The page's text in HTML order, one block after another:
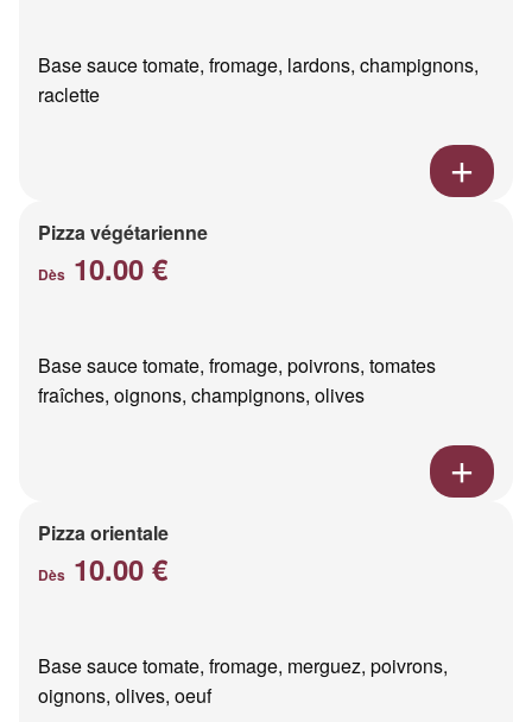
Base sauce tomate, fromage, lardons, champignons,
raclette
Pizza végétarienne
Dès 10.00 €
Base sauce tomate, fromage, poivrons, tomates
fraîches, oignons, champignons, olives
Pizza orientale
Dès 10.00 €
Base sauce tomate, fromage, merguez, poivrons,
oignons, olives, oeuf